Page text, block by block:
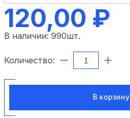
120,00 ₽
В наличии: 990шт.
Количество:
В корзину